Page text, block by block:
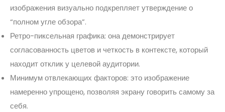
изображения визуально подкрепляет утверждение о
“полном угле обзора”.
Ретро-пиксельная графика: она демонстрирует
согласованность цветов и четкость в контексте, который
находит отклик у целевой аудитории.
Минимум отвлекающих факторов: это изображение
намеренно упрощено, позволяя экрану говорить самому за
себя.